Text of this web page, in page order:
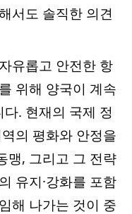
서도 솔직한 의견
유롭고 안전한 항
위해 양국이 계속
. 현재의 국제 정
의 평화와 안정을
맹, 그리고 그 전략
유지·강화를 포함
해 나가는 것이 중